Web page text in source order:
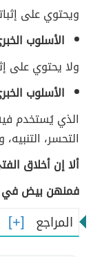
ويحتوي على
الأسلوب
ولا يحتوي على
الأسلوب
الذي يُستخدم
التحسر،
ألا إن أخلاق
فمنهن بيض في
المراجع